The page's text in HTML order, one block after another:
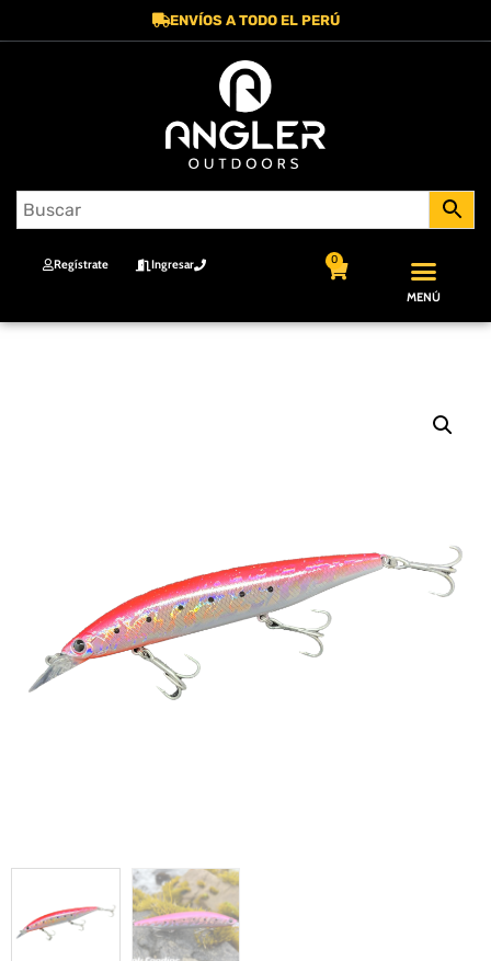
ENVÍOS A TODO EL PERÚ
Regístrate Ingresar 0
MENÚ